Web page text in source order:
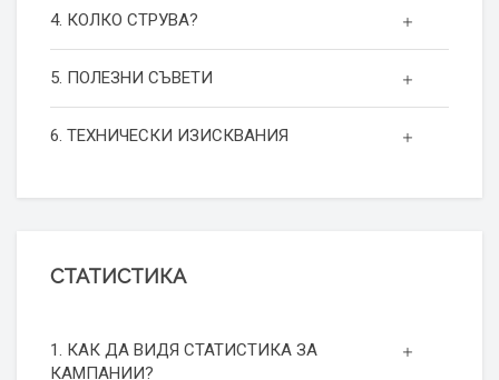
4. КОЛКО СТРУВА?
5. ПОЛЕЗНИ СЪВЕТИ
6. ТЕХНИЧЕСКИ ИЗИСКВАНИЯ
СТАТИСТИКА
1. КАК ДА ВИДЯ СТАТИСТИКА ЗА
КАМПАНИИ?